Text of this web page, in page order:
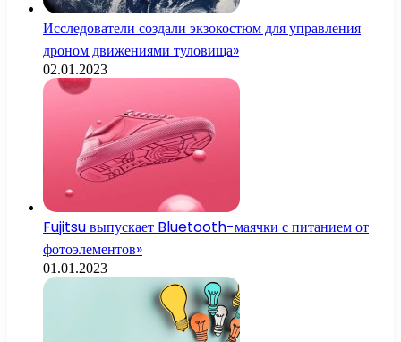
Исследователи создали экзокостюм для управления
дроном движениями туловища»
02.01.2023
Fujitsu выпускает Bluetooth-маячки с питанием от
фотоэлементов»
01.01.2023